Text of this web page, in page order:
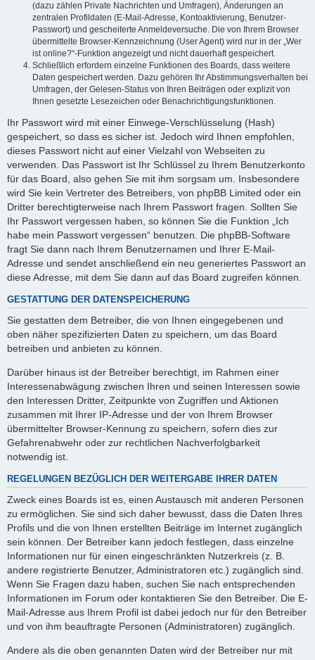
(dazu zählen Private Nachrichten und Umfragen), Änderungen an
zentralen Profildaten (E-Mail-Adresse, Kontoaktivierung, Benutzer-
Passwort) und gescheiterte Anmeldeversuche. Die von Ihrem Browser
übermittelte Browser-Kennzeichnung (User Agent) wird nur in der „Wer
ist online?“-Funktion angezeigt und nicht dauerhaft gespeichert.
Schließlich erfordern einzelne Funktionen des Boards, dass weitere
Daten gespeichert werden. Dazu gehören Ihr Abstimmungsverhalten bei
Umfragen, der Gelesen-Status von Ihren Beiträgen oder explizit von
Ihnen gesetzte Lesezeichen oder Benachrichtigungsfunktionen.
Ihr Passwort wird mit einer Einwege-Verschlüsselung (Hash)
gespeichert, so dass es sicher ist. Jedoch wird Ihnen empfohlen,
dieses Passwort nicht auf einer Vielzahl von Webseiten zu
verwenden. Das Passwort ist Ihr Schlüssel zu Ihrem Benutzerkonto
für das Board, also gehen Sie mit ihm sorgsam um. Insbesondere
wird Sie kein Vertreter des Betreibers, von phpBB Limited oder ein
Dritter berechtigterweise nach Ihrem Passwort fragen. Sollten Sie
Ihr Passwort vergessen haben, so können Sie die Funktion „Ich
habe mein Passwort vergessen“ benutzen. Die phpBB-Software
fragt Sie dann nach Ihrem Benutzernamen und Ihrer E-Mail-
Adresse und sendet anschließend ein neu generiertes Passwort an
diese Adresse, mit dem Sie dann auf das Board zugreifen können.
GESTATTUNG DER DATENSPEICHERUNG
Sie gestatten dem Betreiber, die von Ihnen eingegebenen und
oben näher spezifizierten Daten zu speichern, um das Board
betreiben und anbieten zu können.
Darüber hinaus ist der Betreiber berechtigt, im Rahmen einer
Interessenabwägung zwischen Ihren und seinen Interessen sowie
den Interessen Dritter, Zeitpunkte von Zugriffen und Aktionen
zusammen mit Ihrer IP-Adresse und der von Ihrem Browser
übermittelter Browser-Kennung zu speichern, sofern dies zur
Gefahrenabwehr oder zur rechtlichen Nachverfolgbarkeit
notwendig ist.
REGELUNGEN BEZÜGLICH DER WEITERGABE IHRER DATEN
Zweck eines Boards ist es, einen Austausch mit anderen Personen
zu ermöglichen. Sie sind sich daher bewusst, dass die Daten Ihres
Profils und die von Ihnen erstellten Beiträge im Internet zugänglich
sein können. Der Betreiber kann jedoch festlegen, dass einzelne
Informationen nur für einen eingeschränkten Nutzerkreis (z. B.
andere registrierte Benutzer, Administratoren etc.) zugänglich sind.
Wenn Sie Fragen dazu haben, suchen Sie nach entsprechenden
Informationen im Forum oder kontaktieren Sie den Betreiber. Die E-
Mail-Adresse aus Ihrem Profil ist dabei jedoch nur für den Betreiber
und von ihm beauftragte Personen (Administratoren) zugänglich.
Andere als die oben genannten Daten wird der Betreiber nur mit